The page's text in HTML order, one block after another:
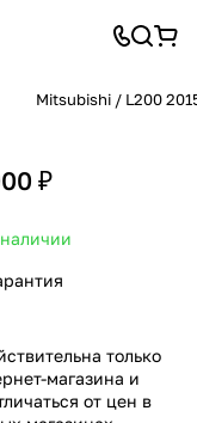
Mitsubishi / L200
₽
только
магазина и
от цен в